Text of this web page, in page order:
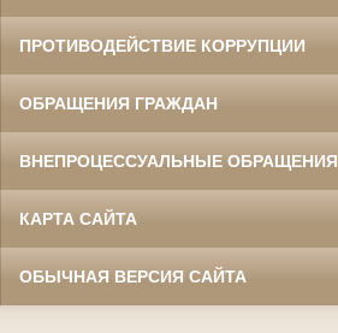
ПРОТИВОДЕЙСТВИЕ КОРРУПЦИИ
ОБРАЩЕНИЯ ГРАЖДАН
ВНЕПРОЦЕССУАЛЬНЫЕ ОБРАЩЕНИЯ
КАРТА САЙТА
ОБЫЧНАЯ ВЕРСИЯ САЙТА